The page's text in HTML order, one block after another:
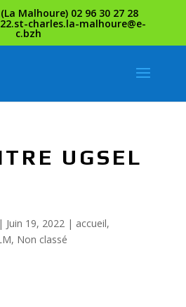
Malhoure) 02 96 30 27 28
charles.la-malhoure@e-
c.bzh
UGSEL
Juin 19, 2022| accueil,
, Non classé